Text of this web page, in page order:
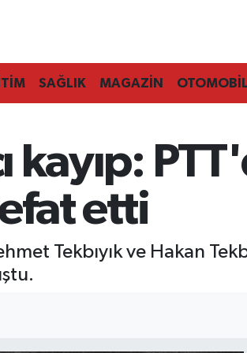
SAĞLIK MAGAZİN
kayıp:
etti
Tekbıyık ve Hakan